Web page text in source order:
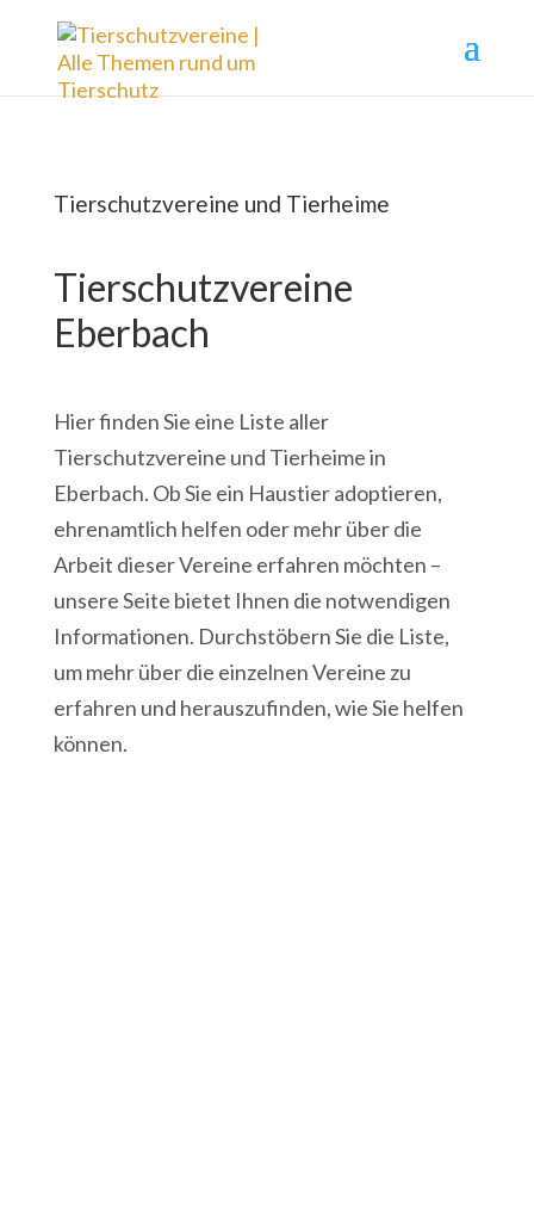
Tierschutzvereine und Tierheime
Tierschutzvereine
Eberbach
Hier finden Sie eine Liste aller
Tierschutzvereine und Tierheime in
Eberbach. Ob Sie ein Haustier adoptieren,
ehrenamtlich helfen oder mehr über die
Arbeit dieser Vereine erfahren möchten –
unsere Seite bietet Ihnen die notwendigen
Informationen. Durchstöbern Sie die Liste,
um mehr über die einzelnen Vereine zu
erfahren und herauszufinden, wie Sie helfen
können.